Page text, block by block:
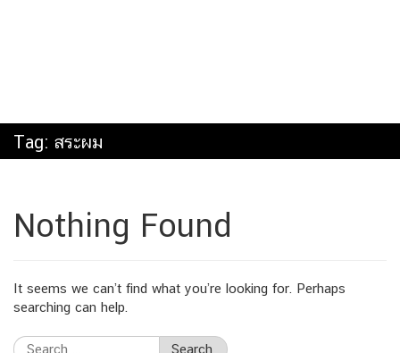
Tag: สระผม
Nothing Found
It seems we can’t find what you’re looking for. Perhaps
searching can help.
Search